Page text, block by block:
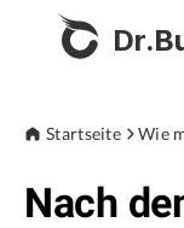
Produkte
Startseite Wie
Nach